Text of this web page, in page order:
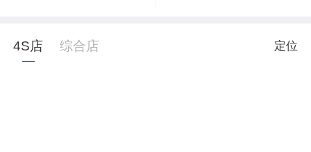
4S店 综合店 定位